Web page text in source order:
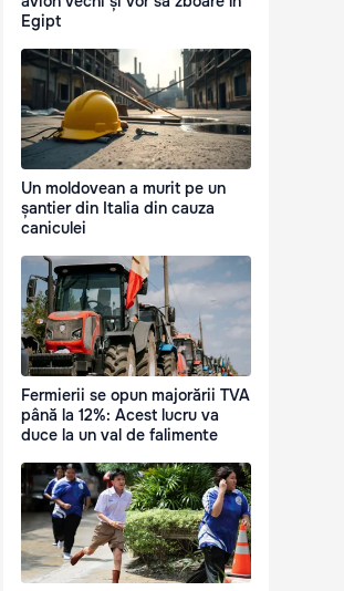
Egipt
Un moldovean a murit pe un
șantier din Italia din cauza
caniculei
Fermierii se opun majorării TVA
până la 12%: Acest lucru va
duce la un val de falimente